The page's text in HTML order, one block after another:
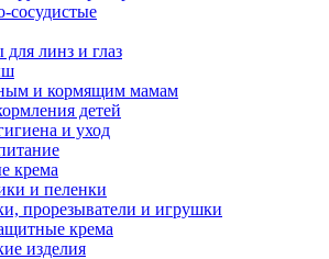
сосудистые
для линз и глаз
и кормящим мамам
детей
и уход
крема
и пеленки
прорезыватели и игрушки
крема
изделия